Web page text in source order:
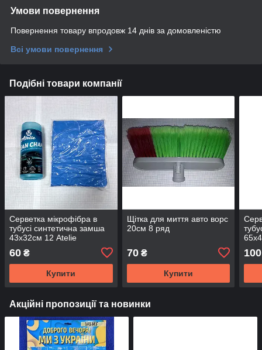
Умови повернення
Повернення товару впродовж 14 днів за домовленістю
Всі умови повернення
Подібні товари компанії
Серветка мікрофібра в
тубусі синтетична замша
43x32см 12 Atelie
60 ₴
Купити
Щітка для миття авто ворс
20см 8 ряд
70₴
Купити
100
Акційні пропозиції та новинки